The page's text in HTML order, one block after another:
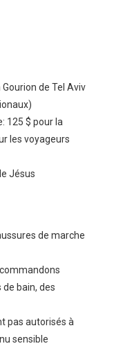
de Tel Aviv
125 $ pour la
les voyageurs
Jésus
de marche
bain, des
pas autorisés à
sensible